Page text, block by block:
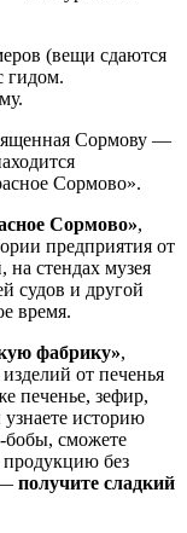
(вещи сдаются
гидом.
Сормову —
Сормово».
Сормово»,
предприятия от
на стендах музея
судов и другой
время.
фабрику»,
от печенья
печенье, зефир,
историю
бобы, сможете
без
— получите сладкий